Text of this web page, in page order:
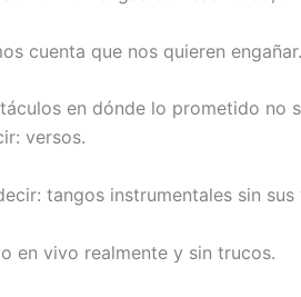
cuenta que nos quieren engañar.
en dónde lo prometido no
versos.
tangos instrumentales sin
en vivo realmente y sin trucos.